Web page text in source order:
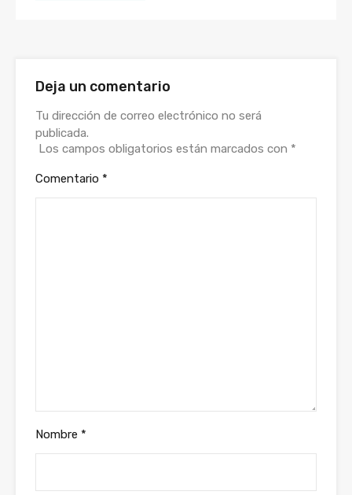
Deja un comentario
Tu dirección de correo electrónico no será
publicada.
Los campos obligatorios están marcados con *
Comentario *
Nombre *